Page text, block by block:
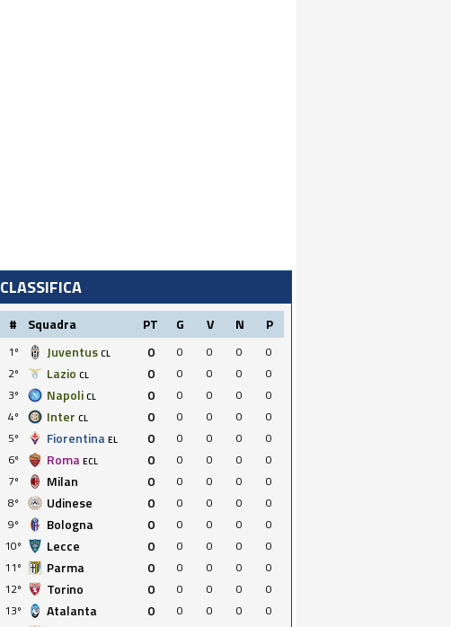
CLASSIFICA
# Squadra PT G V N P
1º Juventus CL 0 0 0 0
0
2º
Lazio CL 0 0 0 0
0
3º
Napoli CL 0 0 0 0
0
4º
Inter CL 0 0 0 0
0
5º
Fiorentina EL 0 0 0 0
0
6º
Roma ECL 0 0 0 0
0
7º
Milan 0 0 0 0
0
8º
Udinese 0 0 0 0
0
9º
Bologna 0 0 0 0
0
10º
Lecce 0 0 0 0
0
11º
Parma 0 0 0 0
0
12º
Torino 0 0 0 0
0
13º
Atalanta 0 0 0 0
0